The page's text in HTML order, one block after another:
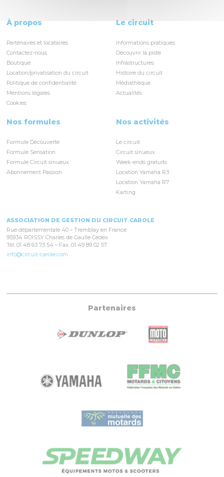
À propos
Partenaires et locataires
Contactez-nous
Boutique
Location/privatisation du circuit
Politique de confidentialité
Mentions légales
Cookies
Le circuit
Informations pratiques
Découvrir la piste
Infrastructures
Histoire du circuit
Médiathèque
Actualités
Nos formules
Formule Découverte
Formule Sensation
Formule Circuit sinueux
Abonnement Passion
Nos activités
Le circuit
Circuit sinueux
Week-ends gratuits
Location Yamaha R3
Location Yamaha R7
Karting
ASSOCIATION DE GESTION DU CIRCUIT CAROLE
Rue départementale 40 – Tremblay en France
95934 ROISSY Charles de Gaulle Cedex
Tél. 01 48 63 73 54 – Fax. 01 49 89 02 57
info@circuit-carole.com
Partenaires